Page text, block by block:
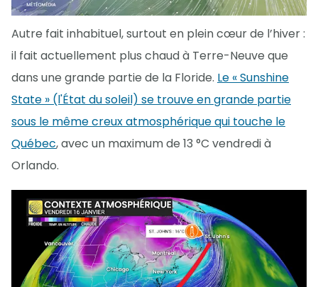
Autre fait inhabituel, surtout en plein cœur de l’hiver :
il fait actuellement plus chaud à Terre-Neuve que
dans une grande partie de la Floride. Le « Sunshine
State » (l'État du soleil) se trouve en grande partie
sous le même creux atmosphérique qui touche le
Québec, avec un maximum de 13 °C vendredi à
Orlando.